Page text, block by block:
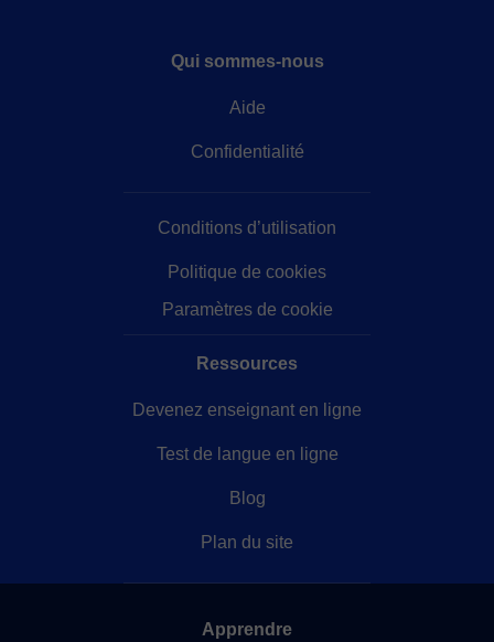
Qui sommes-nous
Aide
Confidentialité
Conditions d’utilisation
Politique de cookies
Paramètres de cookie
Ressources
Devenez enseignant en ligne
Test de langue en ligne
Blog
Plan du site
Apprendre